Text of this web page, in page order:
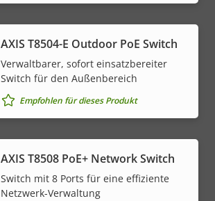
AXIS T8504-E Outdoor PoE Switch
Verwaltbarer, sofort einsatzbereiter
Switch für den Außenbereich
Empfohlen für dieses Produkt
AXIS T8508 PoE+ Network Switch
Switch mit 8 Ports für eine effiziente
Netzwerk-Verwaltung